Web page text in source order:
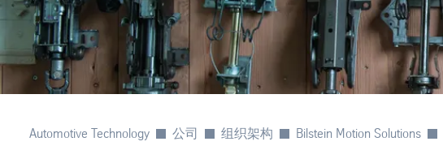
Automotive Technology 公司 组织架构 Bilstein Motion Solutions